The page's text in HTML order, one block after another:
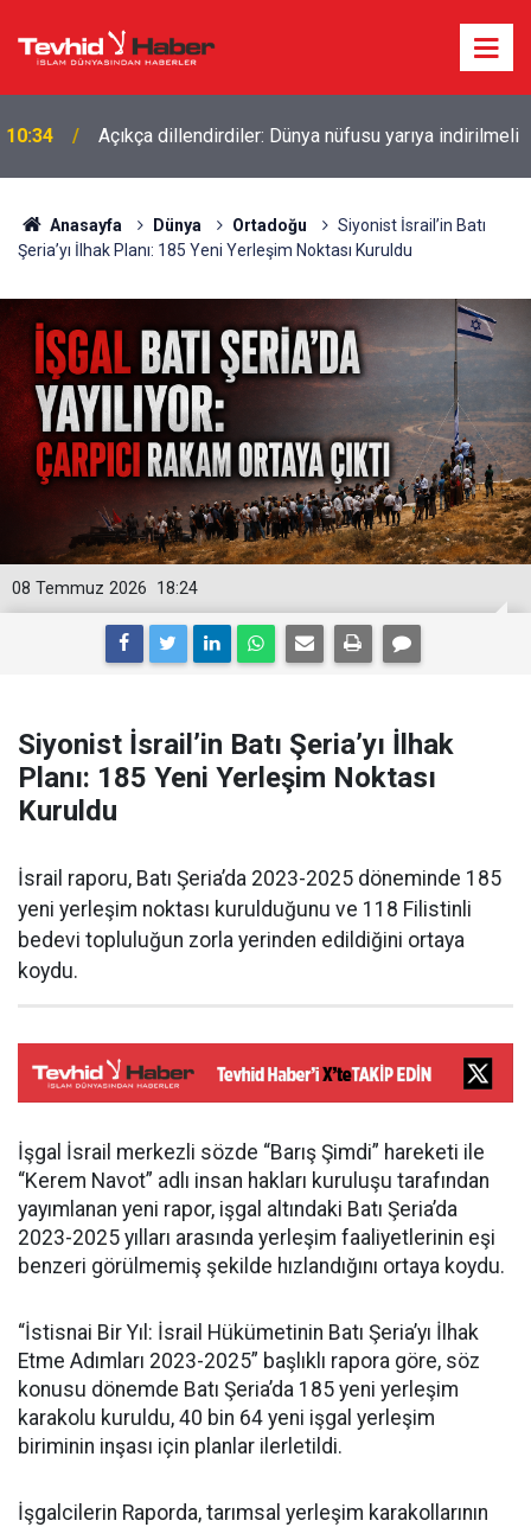
10:26
İŞGALCİ İSRAİL’DEN GÜNEY LÜBNAN’A GECE BOYU
SALDIRI
Anasayfa Dünya Ortadoğu
Siyonist İsrail’in Batı
Şeria’yı İlhak Planı: 185 Yeni Yerleşim Noktası Kuruldu
18:24
08 Temmuz 2026
Siyonist İsrail’in Batı Şeria’yı İlhak
Planı: 185 Yeni Yerleşim Noktası
Kuruldu
İsrail raporu, Batı Şeria’da 2023-2025 döneminde 185
yeni yerleşim noktası kurulduğunu ve 118 Filistinli
bedevi topluluğun zorla yerinden edildiğini ortaya
koydu.
İşgal İsrail merkezli sözde “Barış Şimdi” hareketi ile
“Kerem Navot” adlı insan hakları kuruluşu tarafından
yayımlanan yeni rapor, işgal altındaki Batı Şeria’da
2023-2025 yılları arasında yerleşim faaliyetlerinin eşi
benzeri görülmemiş şekilde hızlandığını ortaya koydu.
“İstisnai Bir Yıl: İsrail Hükümetinin Batı Şeria’yı İlhak
Etme Adımları 2023-2025” başlıklı rapora göre, söz
konusu dönemde Batı Şeria’da 185 yeni yerleşim
karakolu kuruldu, 40 bin 64 yeni işgal yerleşim
biriminin inşası için planlar ilerletildi.
İşgalcilerin Raporda, tarımsal yerleşim karakollarının